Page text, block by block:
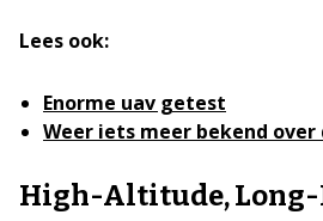
Lees ook:
Enorme uav getest
Weer iets meer bekend over
High-Altitude, Long-